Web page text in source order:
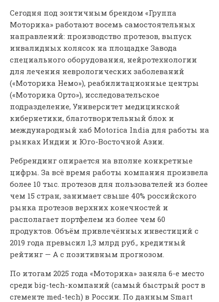
Сегодня под зонтичным брендом «Группа
Моторика» работают восемь самостоятельных
направлений: производство протезов, выпуск
инвалидных колясок на площадке Завода
специального оборудования, нейротехнологии
для лечения неврологических заболеваний
(«Моторика Немо»), реабилитационные центры
(«Моторика Орто»), исследовательское
подразделение, Университет медицинской
кибернетики, благотворительный блок и
международный хаб Motorica India для работы на
рынках Индии и Юго-Восточной Азии.
Ребрендинг опирается на вполне конкретные
цифры. За всё время работы компания произвела
более 10 тыс. протезов для пользователей из более
чем 15 стран, занимает свыше 40% российского
рынка протезов верхних конечностей и
располагает портфелем из более чем 60
продуктов. Объём привлечённых инвестиций с
2019 года превысил 1,3 млрд руб., кредитный
рейтинг — А с позитивным прогнозом.
По итогам 2025 года «Моторика» заняла 6-е место
среди big-tech-компаний (самый быстрый рост в
сгементе med-tech) в России. По данным Smart